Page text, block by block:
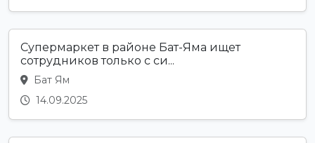
Супермаркет в районе Бат-Яма ищет
сотрудников только с си...
Бат Ям
14.09.2025